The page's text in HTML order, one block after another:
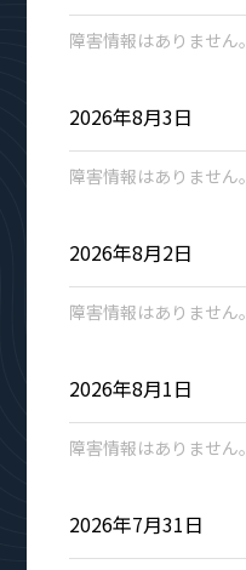
障害情報はありません。
2026年8月3日
障害情報はありません。
2026年8月2日
障害情報はありません。
2026年8月1日
障害情報はありません。
2026年7月31日